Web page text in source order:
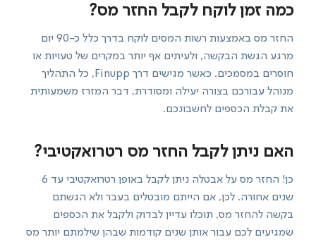
כמה זמן לוקח לקבל החזר מס?
החזר מס באמצעות רשות המסים לוקח בדרך כלל כ-90 יום
מרגע הגשת הבקשה, ולעיתים אף יותר במקרים של טעויות או
חוסרים במסמכים. כאשר מגישים דרך Finupp, כל התהליך
מנוהל עבורכם בצורה יעילה ומסודרת, דבר המזרז משמעותית
את קבלת הכספים לחשבונכם.
האם ניתן לקבל החזר מס רטרואקטיבי?
כן! החזר מס על אבטלה ניתן לקבל באופן רטרואקטיבי עד 6
שנים אחורה. לכן, אם הייתם מובטלים בעבר ולא הגשתם
בקשה להחזר מס, תוכלו עדיין לבדוק ולקבל את הכספים
שמגיעים לכם עבור אותן שנים קודמות שבהן שילמתם יותר מס